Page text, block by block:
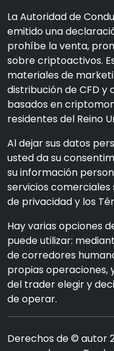
La Autoridad de
emitido una
prohíbe la venta,
sobre criptoactivos.
materiales de
distribución de CFD
basados en
residentes del Reino
Al dejar sus datos
usted da su
su información
servicios comerciales
de privacidad y los
Hay varias opciones
puede utilizar:
de corredores
propias operaciones,
del trader elegir y
de operar.
Derechos de © autor